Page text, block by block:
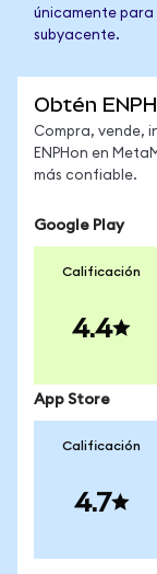
únicamente
subyacente.
Obtén
Compra, vende,
ENPHon en
más confiable.
Google Play
Calificación
4.4
App Store
Calificación
4.7